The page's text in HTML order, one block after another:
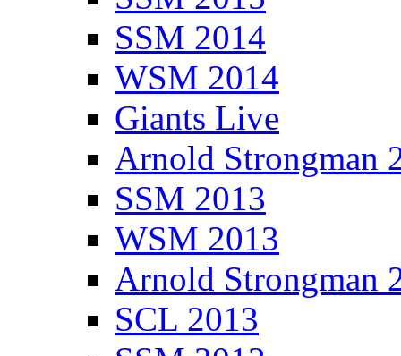
SSM 2014
WSM 2014
Giants Live
Arnold Strongman
SSM 2013
WSM 2013
Arnold Strongman
SCL 2013